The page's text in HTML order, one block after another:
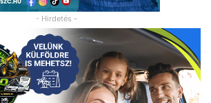
- Hirdetés -